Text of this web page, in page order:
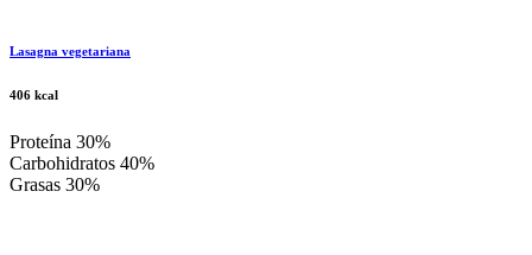
Lasagna vegetariana
406 kcal
Proteína 30%
Carbohidratos 40%
Grasas 30%